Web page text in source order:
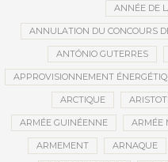
ANNÉE DE
ANNULATION DU CONCOURS
ANTÓNIO GUTERRES
APPROVISIONNEMENT
ARCTIQUE
ARMÉE GUINÉENNE ARMÉE
ARMEMENT ARNAQUE